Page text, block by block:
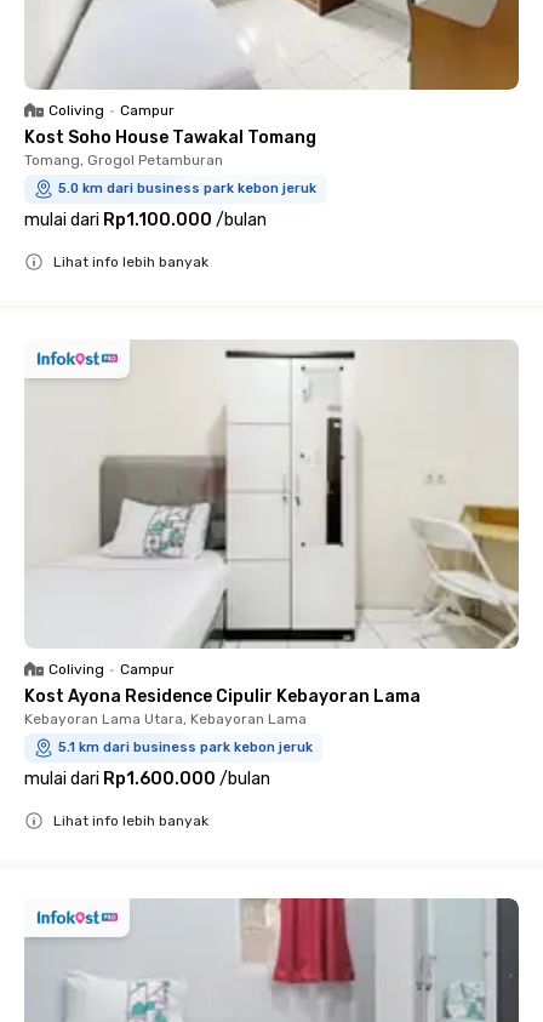
Coliving • Campur
Kost Soho House Tawakal Tomang
Tomang, Grogol Petamburan
5.0 km dari business park kebon jeruk
mulai dari Rp1.100.000 /bulan
Lihat info lebih banyak
Coliving • Campur
Kost Ayona Residence Cipulir Kebayoran Lama
Kebayoran Lama Utara, Kebayoran Lama
5.1 km dari business park kebon jeruk
mulai dari Rp1.600.000 /bulan
Lihat info lebih banyak